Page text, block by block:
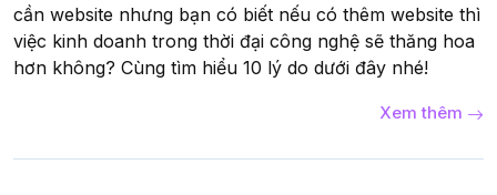
cần website nhưng bạn có biết nếu có thêm website thì
việc kinh doanh trong thời đại công nghệ sẽ thăng hoa
hơn không? Cùng tìm hiểu 10 lý do dưới đây nhé!
Xem thêm